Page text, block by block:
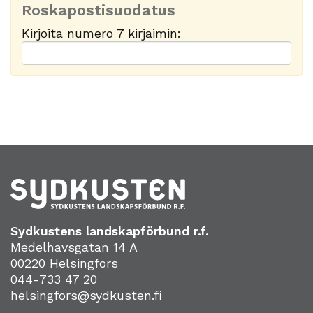
Roskapostisuodatus
Kirjoita numero 7 kirjaimin:
Sydkustens landskapförbund r.f.
Medelhavsgatan 14 A
00220 Helsingfors
044-733 47 20
helsingfors@sydkusten.fi